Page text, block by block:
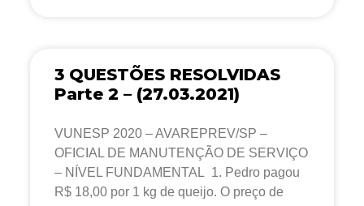
3 QUESTÕES RESOLVIDAS
Parte 2 – (27.03.2021)
VUNESP 2020 – AVAREPREV/SP –
OFICIAL DE MANUTENÇÃO DE SERVIÇO
– NÍVEL FUNDAMENTAL 1. Pedro pagou
R$ 18,00 por 1 kg de queijo. O preço de